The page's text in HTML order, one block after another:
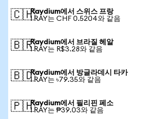
🇨🇭Raydium에서 스위스 프랑
1 RAY는 CHF 0.5204와 같음
🇧🇷Raydium에서 브라질 헤알
1 RAY는 R$3.28와 같음
🇧🇩Raydium에서 방글라데시 타카
1 RAY는 ৳79.35와 같음
🇵🇭Raydium에서 필리핀 페소
1 RAY는 ₱39.03와 같음